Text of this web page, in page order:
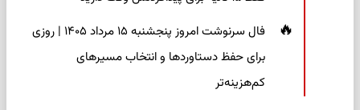
فال سرنوشت امروز پنجشنبه ۱۵ مرداد ۱۴۰۵ | روزی
برای حفظ دستاوردها و انتخاب مسیرهای
کم‌هزینه‌تر